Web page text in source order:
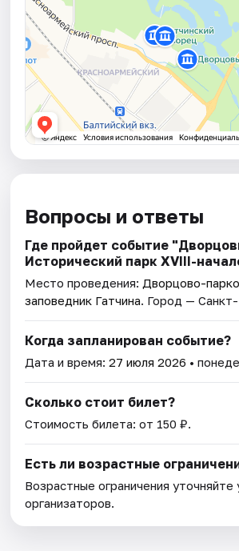
Вопросы и ответы
Где пройдет событие
Исторический парк XVIII-
Место проведения: Дворцово-
заповедник Гатчина. Город —
Когда запланирован событие?
Дата и время:27 июля 2026 •
Сколько стоит билет?
Стоимость билета: от 150 ₽.
Есть ли возрастные
Возрастные ограничения уточняйте
организаторов.